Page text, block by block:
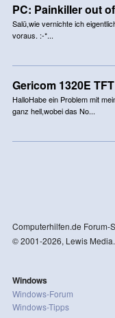
PC: Painkiller out
Salü,wie vernichte ich
voraus. :-*...
Gericom 1320E
HalloHabe ein Problem mit
ganz hell,wobei das No...
Computerhilfen.de Forum-
© 2001-2026, Lewis
Windows
Windows-Forum
Windows-Tipps